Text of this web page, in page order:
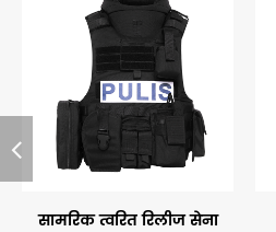
सामरिक त्वरित रिलीज सेना